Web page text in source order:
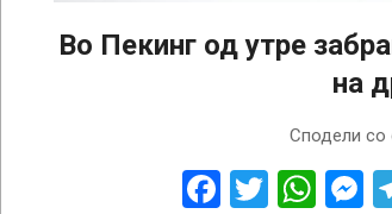
Во Пекинг од утре
на
Сподели со
Facebook
Twitter